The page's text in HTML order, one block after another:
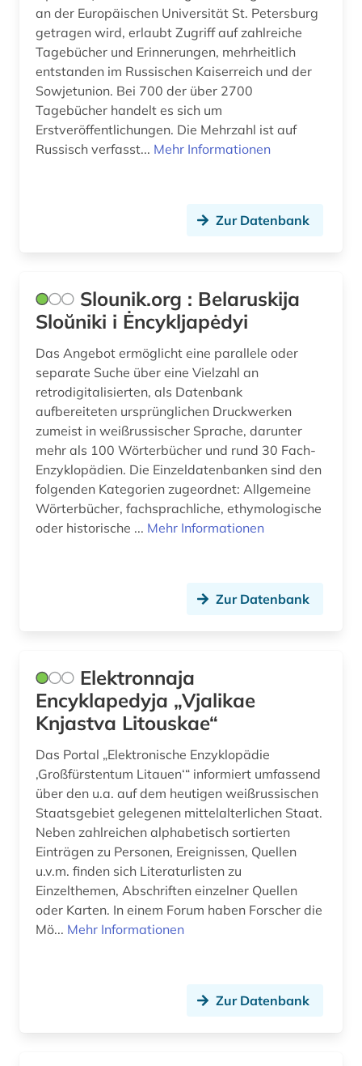
an der Europäischen Universität St. Petersburg
getragen wird, erlaubt Zugriff auf zahlreiche
Tagebücher und Erinnerungen, mehrheitlich
entstanden im Russischen Kaiserreich und der
Sowjetunion. Bei 700 der über 2700
Tagebücher handelt es sich um
Erstveröffentlichungen. Die Mehrzahl ist auf
Russisch verfasst... Mehr Informationen
Zur Datenbank
Slounik.org : Belaruskija
Sloŭniki i Ėncykljapėdyi
Das Angebot ermöglicht eine parallele oder
separate Suche über eine Vielzahl an
retrodigitalisierten, als Datenbank
aufbereiteten ursprünglichen Druckwerken
zumeist in weißrussischer Sprache, darunter
mehr als 100 Wörterbücher und rund 30 Fach-
Enzyklopädien. Die Einzeldatenbanken sind den
folgenden Kategorien zugeordnet: Allgemeine
Wörterbücher, fachsprachliche, ethymologische
oder historische ... Mehr Informationen
Zur Datenbank
Elektronnaja
Encyklapedyja „Vjalikae
Knjastva Litouskae“
Das Portal „Elektronische Enzyklopädie
‚Großfürstentum Litauen‘“ informiert umfassend
über den u.a. auf dem heutigen weißrussischen
Staatsgebiet gelegenen mittelalterlichen Staat.
Neben zahlreichen alphabetisch sortierten
Einträgen zu Personen, Ereignissen, Quellen
u.v.m. finden sich Literaturlisten zu
Einzelthemen, Abschriften einzelner Quellen
oder Karten. In einem Forum haben Forscher die
Mö... Mehr Informationen
Zur Datenbank